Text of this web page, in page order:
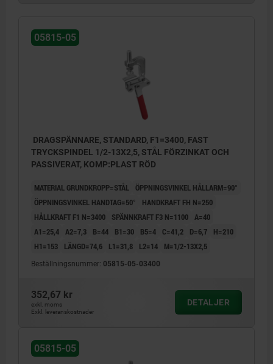
05815-05
DRAGSPÄNNARE, STANDARD, F1=3400, FAST
TRYCKSPINDEL 1/2-13X2,5, STÅL FÖRZINKAT OCH
PASSIVERAT, KOMP:PLAST RÖD
MATERIAL GRUNDKROPP=STÅL
ÖPPNINGSVINKEL HÅLLARM=90°
ÖPPNINGSVINKEL HANDTAG=50°
HANDKRAFT FH N=250
HÅLLKRAFT F1 N=3400
SPÄNNKRAFT F3 N=1100 A=40
A1=25,4 A2=7,3 B=44 B1=30 B5=4 C=41,2 D=6,7
H=210
H1=153
LÄNGD=74,6 L1=31,8 L2=14 M=1/2-13X2,5
Beställningsnummer: 05815-05-03400
352,67 kr
exkl. moms
Exkl. leveranskostnader
DETALJER
05815-05